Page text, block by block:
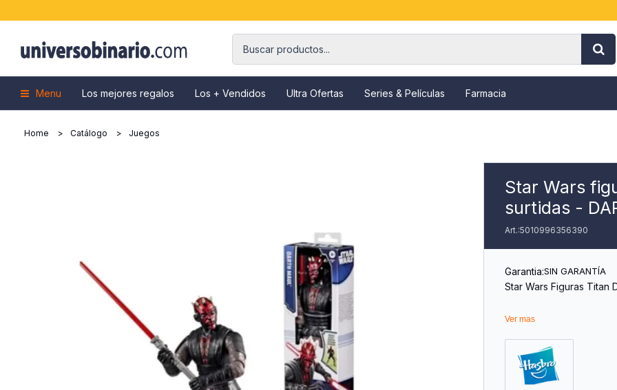
Menu Los mejores regalos Los + Vendidos Ultra Ofertas Series & Películas Farmacia
Home Catálogo Juegos
Star Wars
surtidas -
5010996356390
Garantia:SIN GARANTÍA
Star Wars Figuras Titan
Ver mas